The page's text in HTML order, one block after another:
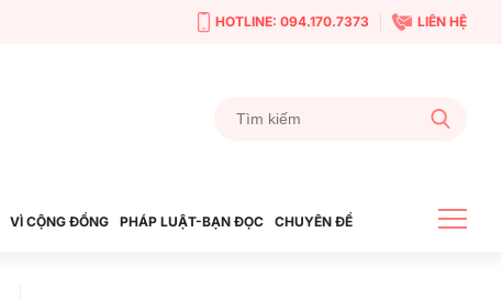
HOTLINE: 094.170.7373 LIÊN HỆ
VÌ CỘNG ĐỒNG PHÁP LUẬT-BẠN ĐỌC CHUYÊN ĐỀ